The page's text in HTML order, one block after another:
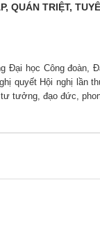
QUÁN TRIỆT,
Đại học Công đoàn,
quyết Hội nghị lần
tưởng, đạo đức,